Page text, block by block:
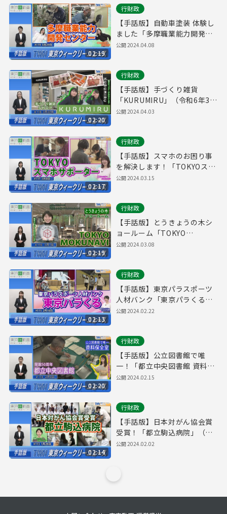
No.71）
02:19
行財政
【手話版】自動車塗装 体験し
ました「多摩職業能力開発セ
ンター」（令和6年3月29日 東
公開2024.04.08
02:20
行財政
【手話版】手づくり雑貨
「KURUMIRU」（令和6年3月
22日 東京ウィークリーニュー
公開2024.04.03
02:17
行財政
【手話版】スマホのお困り事
を解決します！「TOKYOスマ
ホサポーター」（令和6年3月
公開2024.03.15
02:19
行財政
【手話版】とうきょうの木シ
ョールーム「TOKYO
MOKUNAVI」（令和6年3月1
公開2024.03.08
02:13
行財政
【手話版】東京パラスポーツ
人材バンク「東京パラくる」
（令和6年2月16日 東京ウィー
公開2024.02.22
02:20
行財政
【手話版】公立図書館で唯
一！「都立中央図書館 資料保
全室」（令和6年2月9日 東京
公開2024.02.15
02:14
行財政
【手話版】日本対がん協会賞
受賞！「都立駒込病院」（令
和6年1月26日 東京ウィークリ
公開2024.02.02